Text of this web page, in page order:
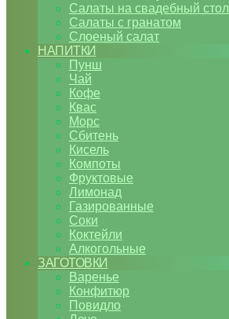
Салаты на свадебный стол
Салаты с гранатом
Слоеный салат
НАПИТКИ
Пунш
Чай
Кофе
Квас
Морс
Сбитень
Кисель
Компоты
Фруктовые
Лимонад
Газированные
Соки
Коктейли
Алкогольные
ЗАГОТОВКИ
Варенье
Конфитюр
Повидло